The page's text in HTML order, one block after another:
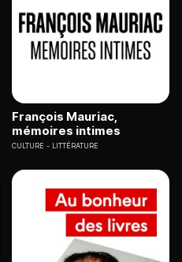
François Mauriac,
mémoires intimes
CULTURE LITTÉRATURE